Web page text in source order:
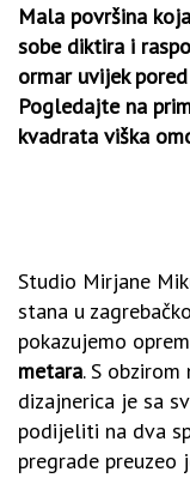
Mala površina
sobe diktira i
ormar uvijek
Pogledajte na
kvadrata viška
Studio Mirjane
stana u
pokazujemo
metara. S
dizajnerica je sa
podijeliti na dva
pregrade preuzeo